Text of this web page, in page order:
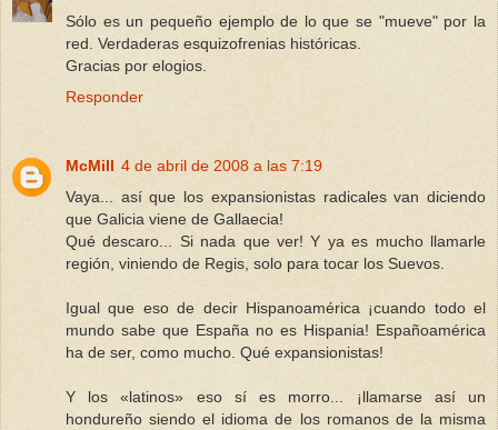
Sólo es un pequeño ejemplo de lo que se "mueve" por la
red. Verdaderas esquizofrenias históricas.
Gracias por elogios.
Responder
McMill 4 de abril de 2008 a las 7:19
Vaya... así que los expansionistas radicales van diciendo
que Galicia viene de Gallaecia!
Qué descaro... Si nada que ver! Y ya es mucho llamarle
región, viniendo de Regis, solo para tocar los Suevos.
Igual que eso de decir Hispanoamérica ¡cuando todo el
mundo sabe que España no es Hispania! Españoamérica
ha de ser, como mucho. Qué expansionistas!
Y los «latinos» eso sí es morro... ¡llamarse así un
hondureño siendo el idioma de los romanos de la misma